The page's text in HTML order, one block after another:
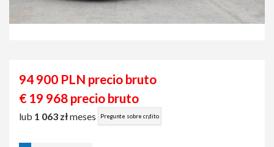
94 900 PLN precio bruto
€ 19 968 precio bruto
lub 1 063 złmeses Pregunte sobre cr‚dito